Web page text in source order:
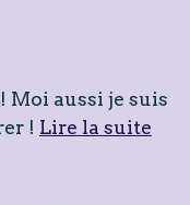
Moi aussi je suis
! Lire la suite